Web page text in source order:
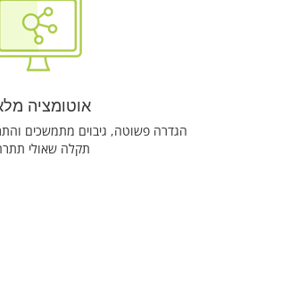
אוטומציה
הגדרה פשוטה, גיבוים מתמשכים
תקלה שאולי